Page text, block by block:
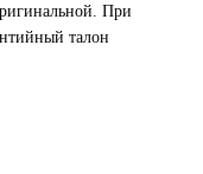
При
талон